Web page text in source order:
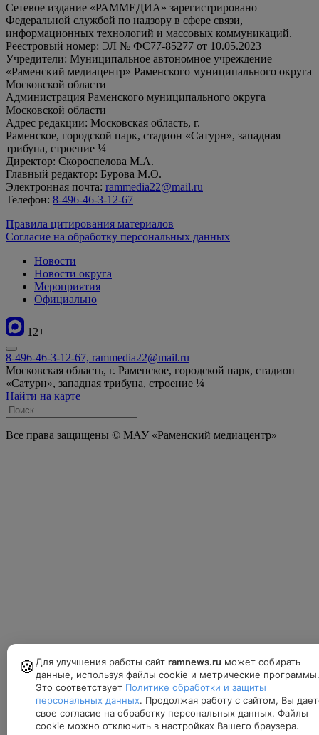
Сетевое издание «РАММЕДИА» зарегистрировано
Федеральной службой по надзору в сфере связи,
информационных технологий и массовых коммуникаций.
Реестровый номер: ЭЛ № ФС77-85277 от 10.05.2023
Учредители: Муниципальное автономное учреждение
«Раменский медиацентр» Раменского муниципального округа
Московской области
Администрация Раменского муниципального округа
Московской области
Адрес редакции: Московская область, г.
Раменское, городской парк, стадион «Сатурн», западная
трибуна, строение ¼
Директор: Скороспелова М.А.
Главный редактор: Бурова М.О.
Электронная почта: rammedia22@mail.ru
Телефон: 8-496-46-3-12-67
Правила цитирования материалов
Согласие на обработку персональных данных
Новости
Новости округа
Мероприятия
Официально
12+
8-496-46-3-12-67, rammedia22@mail.ru
Московская область, г. Раменское, городской парк, стадион
«Сатурн», западная трибуна, строение ¼
Найти на карте
Все права защищены © МАУ «Раменский медиацентр»
🍪 Для улучшения работы сайт ramnews.ru может собирать
данные, используя файлы cookie и метрические программы.
Это соответствует Политике обработки и защиты
персональных данных. Продолжая работу с сайтом, Вы
свое согласие на обработку персональных данных. Файлы
cookie можно отключить в настройках Вашего браузера.